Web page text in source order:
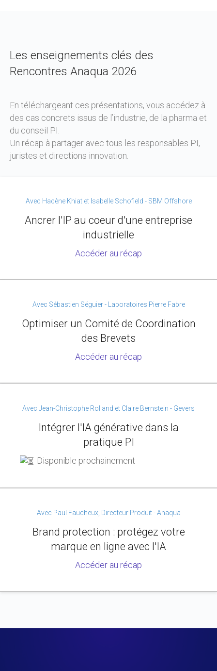
Les enseignements clés des
Rencontres Anaqua 2026
En téléchargeant ces présentations, vous accédez à
des cas concrets issus de l’industrie, de la pharma et
du conseil PI.
Un récap à partager avec tous les responsables PI,
juristes et directions innovation.
Avec Hacène Khiat et Isabelle Schofield - SBM Offshore
Ancrer l'IP au coeur d'une entreprise
industrielle
Accéder au récap
Avec Sébastien Séguier - Laboratoires Pierre Fabre
Optimiser un Comité de Coordination
des Brevets
Accéder au récap
Avec Jean-Christophe Rolland et Claire Bernstein - Gevers
Intégrer l'IA générative dans la
pratique PI
Disponible prochainement
Avec Paul Faucheux, Directeur Produit - Anaqua
Brand protection : protégez votre
marque en ligne avec l'IA
Accéder au récap